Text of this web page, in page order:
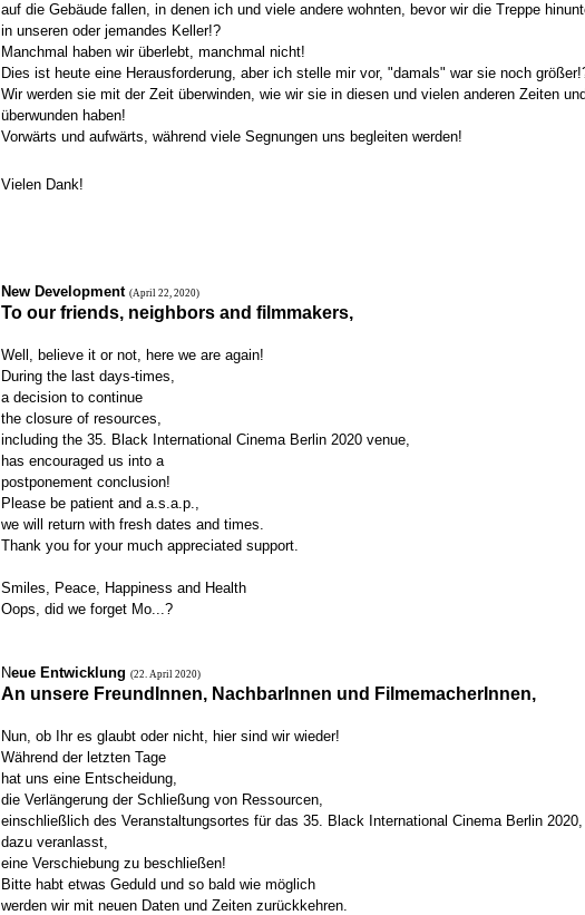
auf die Gebäude fallen, in denen ich und viele andere wohnten, bevor wir die Treppe
in unseren oder jemandes Keller!?
Manchmal haben wir überlebt, manchmal nicht!
Dies ist heute eine Herausforderung, aber ich stelle mir vor, "damals" war sie noch
Wir werden sie mit der Zeit überwinden, wie wir sie in diesen und vielen anderen Zeiten
überwunden haben!
Vorwärts und aufwärts, während viele Segnungen uns begleiten werden!
Vielen Dank!
New Development (April 22, 2020)
To our friends, neighbors and filmmakers,
Well, believe it or not, here we are again!
During the last days-times,
a decision to continue
the closure of resources,
including the 35. Black International Cinema Berlin 2020 venue,
has encouraged us into a
postponement conclusion!
Please be patient and a.s.a.p.,
we will return with fresh dates and times.
Thank you for your much appreciated support.
Smiles, Peace, Happiness and Health
Oops, did we forget Mo...?
Neue Entwicklung (22. April 2020)
An unsere FreundInnen, NachbarInnen und FilmemacherInnen,
Nun, ob Ihr es glaubt oder nicht, hier sind wir wieder!
Während der letzten Tage
hat uns eine Entscheidung,
die Verlängerung der Schließung von Ressourcen,
einschließlich des Veranstaltungsortes für das 35. Black International Cinema Berlin 2020,
dazu veranlasst,
eine Verschiebung zu beschließen!
Bitte habt etwas Geduld und so bald wie möglich
werden wir mit neuen Daten und Zeiten zurückkehren.